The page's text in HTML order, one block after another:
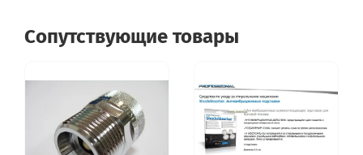
Сопутствующие товары